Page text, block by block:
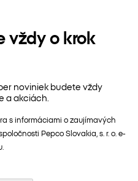
vždy o krok
noviniek budete vždy
a akciách.
s informáciami o zaujímavých
Pepco Slovakia, s. r. o. e-